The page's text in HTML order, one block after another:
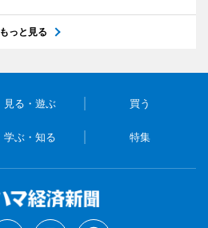
もっと見る
見る・遊ぶ 買う
学ぶ・知る 特集